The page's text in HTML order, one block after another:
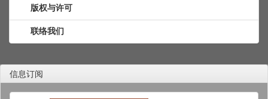
版权与许可
联络我们
信息订阅